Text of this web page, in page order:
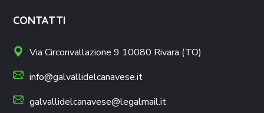
CONTATTI
Via Circonvallazione 9 10080 Rivara (TO)
info@galvallidelcanavese.it
galvallidelcanavese@legalmail.it